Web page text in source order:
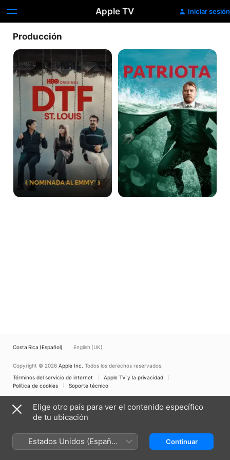
Apple TV Iniciar sesión
Producción
DTF
St.
Louis
Patriota
Costa Rica (Español) English (UK)
Copyright © 2026 Apple Inc. Todos los derechos reservados.
Términos del servicio de internet
Apple TV y la privacidad
Política de cookies
Soporte técnico
Elige otro país para ver el contenido específico
de tu ubicación
Estados Unidos (Español
México)
Continuar